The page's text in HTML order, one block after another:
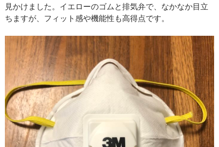
見かけました。イエローのゴムと排気弁で、なかなか目立
ちますが、フィット感や機能性も高得点です。